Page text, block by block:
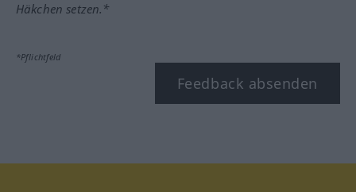
Häkchen setzen.*
*Pflichtfeld
Feedback absenden